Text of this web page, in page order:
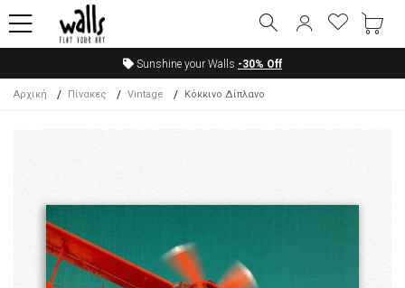
Sunshine your Walls -30% Off
Αρχική Πίνακες Vintage Κόκκινο Δίπλανο